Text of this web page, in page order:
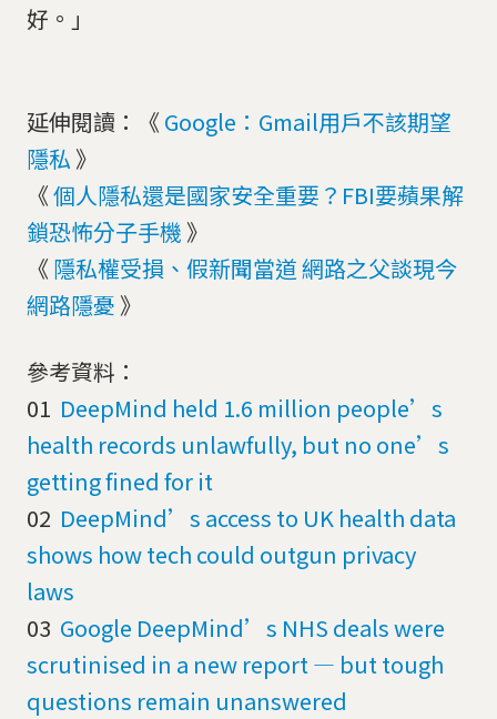
好。」
延伸閱讀：《 Google：Gmail用戶不該期望
隱私 》
《個人隱私還是國家安全重要？FBI要蘋果解
鎖恐怖分子手機 》
《 隱私權受損、假新聞當道 網路之父談現今
網路隱憂 》
參考資料：
01 DeepMind held 1.6 million people’s
health records unlawfully, but no one’s
getting fined for it
02 DeepMind’s access to UK health data
shows how tech could outgun privacy
laws
03 Google DeepMind’s NHS deals were
scrutinised in a new report — but tough
questions remain unanswered